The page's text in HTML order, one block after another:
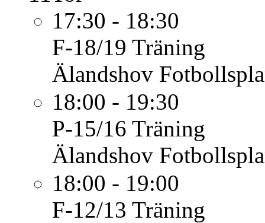
17:30 - 18:30
F-18/19 Träning
Älandshov
18:00 - 19:30
P-15/16 Träning
Älandshov
18:00 - 19:00
F-12/13 Träning